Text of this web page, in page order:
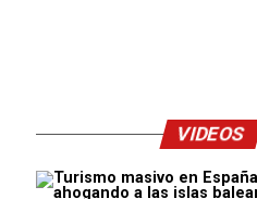
VIDEOS